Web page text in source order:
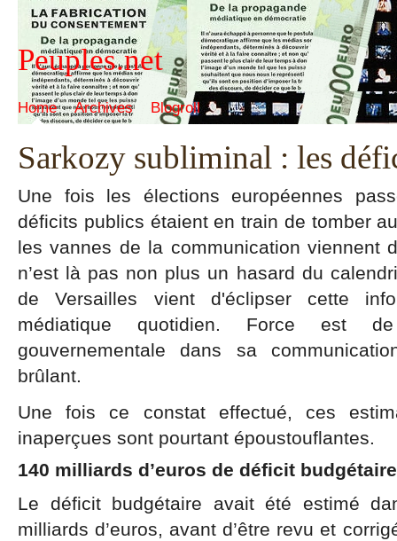
Peuples.net
Home Archives Blogroll
Sarkozy subliminal : les
Une fois les élections européennes
déficits publics étaient en train de tomber
les vannes de la communication viennent
n’est là pas non plus un hasard du
de Versailles vient d'éclipser cette
médiatique quotidien. Force est
gouvernementale dans sa
brûlant.
Une fois ce constat effectué, ces
inaperçues sont pourtant époustouflantes.
140 milliards d’euros de déficit
Le déficit budgétaire avait été estimé
milliards d’euros, avant d’être revu et